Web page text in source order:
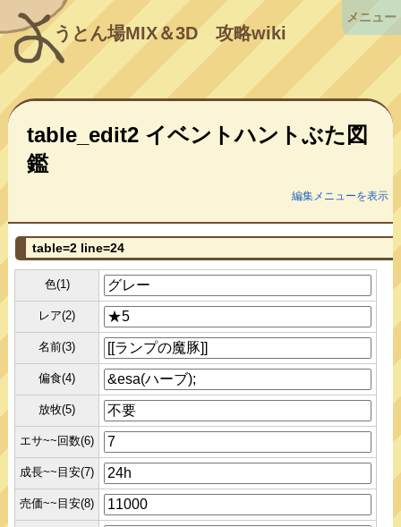
うとん場MIX＆3D攻略wiki
table_edit2 イベントハントぶた図
鑑
編集メニューを表示
table=2 line=24
色(1)
レア(2)
名前(3)
偏食(4)
放牧(5)
エサ~~回数(6)
成長~~目安(7)
売価~~目安(8)
メニュー